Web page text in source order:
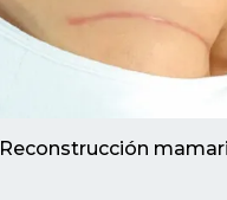
Reconstrucción